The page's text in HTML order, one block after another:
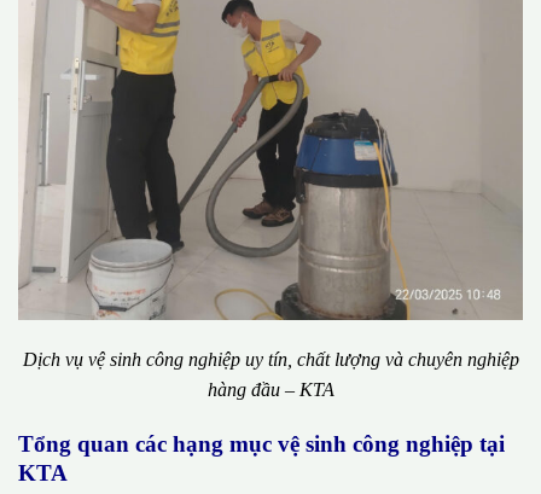
Dịch vụ vệ sinh công nghiệp uy tín, chất lượng và chuyên nghiệp
hàng đầu – KTA
Tổng quan các hạng mục vệ sinh công nghiệp tại
KTA